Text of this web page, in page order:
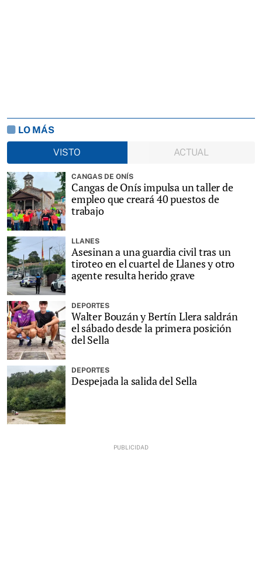
LO MÁS
VISTO
ACTUAL
CANGAS DE ONÍS
Cangas de Onís impulsa un taller de
empleo que creará 40 puestos de
trabajo
LLANES
Asesinan a una guardia civil tras un
tiroteo en el cuartel de Llanes y otro
agente resulta herido grave
DEPORTES
Walter Bouzán y Bertín Llera saldrán
el sábado desde la primera posición
del Sella
DEPORTES
Despejada la salida del Sella